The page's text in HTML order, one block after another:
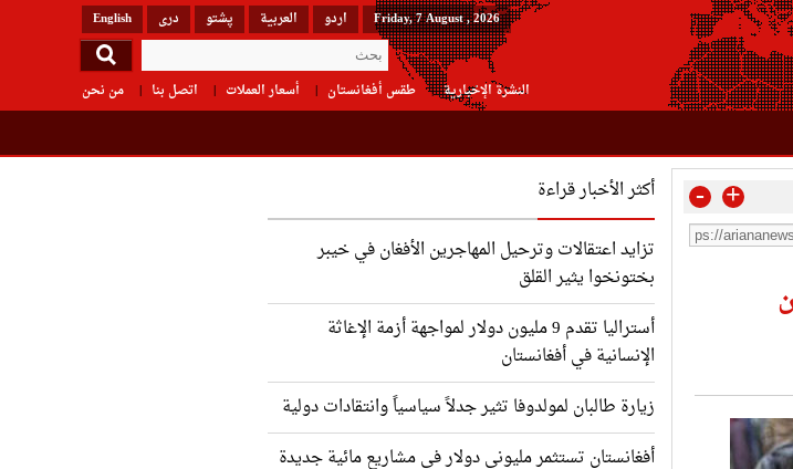
English دری پشتو العربیة اردو Friday, 7 August , 2026
من نحن اتصل بنا أسعار العملات طقس أفغانستان النشرة الإخبارية
- +
أكثر الأخبار قراءة
تزايد اعتقالات وترحيل المهاجرين الأفغان في خيبر
بختونخوا يثير القلق
أستراليا تقدم 9 مليون دولار لمواجهة أزمة الإغاثة
الإنسانية في أفغانستان
زيارة طالبان لمولدوفا تثير جدلاً سياسياً وانتقادات دولية
أفغانستان تستثمر مليوني دولار في مشاريع مائية جديدة